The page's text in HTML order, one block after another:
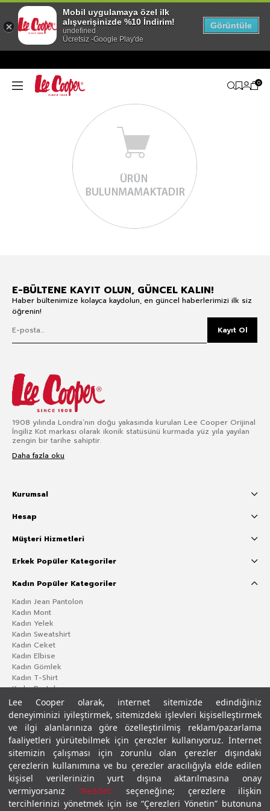
Lee Cooper olarak, internet sitemizde edindiğiniz
deneyiminizi iyileştirmek, sitemizdeki işlevleri kişiselleştirmek
ve ilgi alanlarınıza göre özelleştirilmiş reklam/pazarlama
faaliyetleri yürütebilmek için çerezler kullanıyoruz. İnternet
sitemizin çalışması için zorunlu olan çerezler dışındaki
çerezlerin kullanımına ve bu çerezler aracılığıyla elde edilen
kişisel verilerinizin yurt dışına aktarılmasına onay
vermiyorsanız “Reddet”seçeneğine; çerezlere ilişkin
tercihlerinizi yönetmek için ise “Çerezleri Yönetin” butonuna
0
E-BÜLTENE KAYIT OLUN, GÜNCEL KALIN!
Haber bültenimize kolayca kaydolun, en güncel haberlerimizi ilk siz
öğrenin!
Kayıt Ol
1908 yılında Londra’nın doğu yakasında kurulan Lee Cooper Orijinal
İngiliz Kot markası olarak ikonik statüsünü kurmada yüz yıla yayılan
zengin bir tarihe sahiptir.
Daha fazla oku
Kurumsal
Hesap
Müşteri Hizmetleri
Erkek Popüler Kategoriler
Kadın Popüler Kategoriler
Kadın Jean Pantolon
Kadın Mont
Kadın Yelek
Kadın Sweatshirt
Kadın Ceket
Kadın Elbise
Kadın Gömlek
Kadın T-Shirt
Kadın Pantolon
Gizlilik PolitikasıÇerez PolitikasıKVKK Aydınlatma MetniŞartlar ve Koşullar
Mobil uygulamaya özel ilk
alışverişinizde %10 İndirim!
undefined
Ücretsiz -Google Play'de
Görüntüle